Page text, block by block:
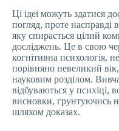
Ці ідеї можуть здатися
погляд, проте насправді
яку спирається цілий
досліджень. Це в свою
когнітивна психологія,
порівняно невеликий
науковим розділом.
відбуваються у психіці,
висновки, грунтуючись
шляхом доказах.